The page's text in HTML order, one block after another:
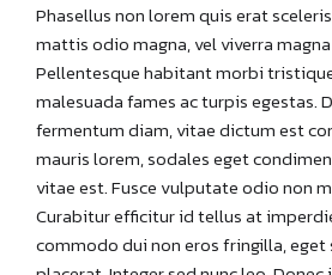
Phasellus non lorem quis erat
mattis odio magna, vel viverra
Pellentesque habitant morbi
malesuada fames ac turpis egestas.
fermentum diam, vitae dictum est
mauris lorem, sodales eget
vitae est. Fusce vulputate odio non
Curabitur efficitur id tellus at
commodo dui non eros fringilla,